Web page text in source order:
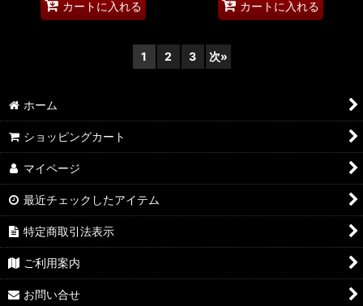
カートに入れる カートに入れる
1 2 3 次»
ホーム
ショッピングカート
マイページ
最近チェックしたアイテム
特定商取引法表示
ご利用案内
お問い合せ